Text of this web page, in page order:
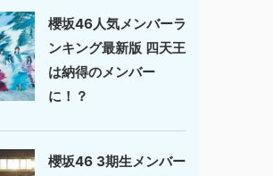
櫻坂46人気メンバーラ
ンキング最新版 四天王
は納得のメンバー
に！？
櫻坂46 3期生メンバー